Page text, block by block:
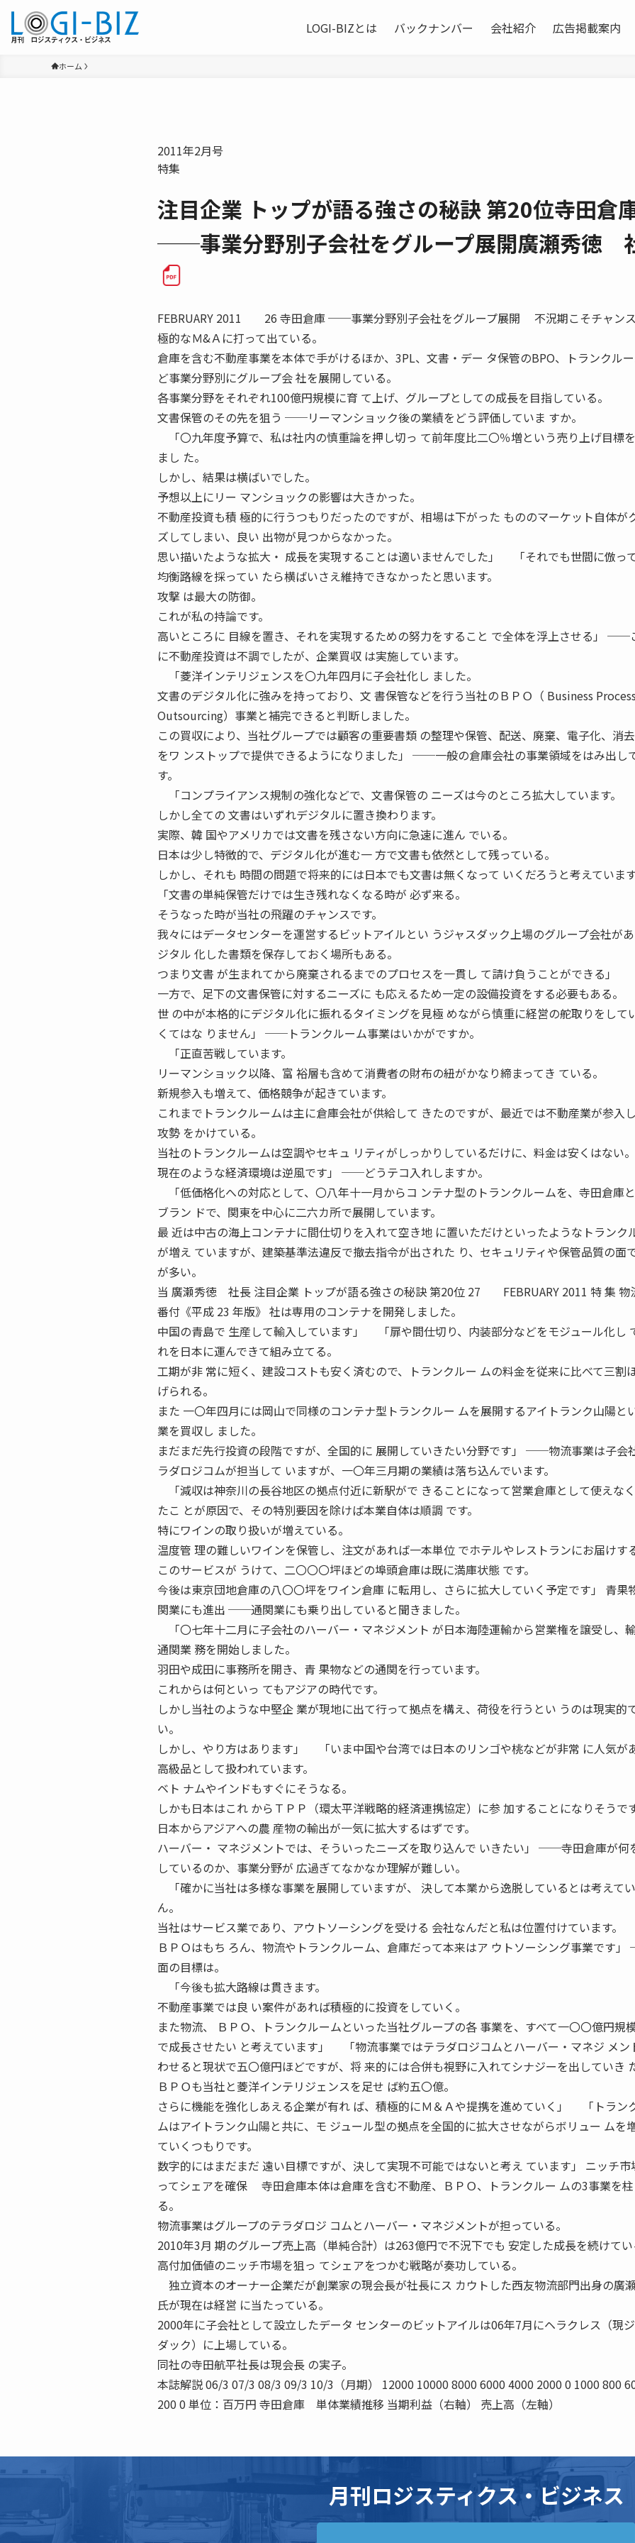
LOGI-BIZとは バックナンバー 会社紹介 広告掲載案内
ホーム
2011年2月号
特集
注目企業 トップが語る強さの秘訣 第20位寺田倉
──事業分野別子会社をグループ展開廣瀬秀徳
FEBRUARY 2011 26 寺田倉庫 ──事業分野別子会社をグループ展開 不況期こそチャン
極的なＭ&Ａに打って出ている。
倉庫を含む不動産事業を本体で手がけるほか、3PL、文書・デー タ保管のBPO、トランクル
ど事業分野別にグループ会 社を展開している。
各事業分野をそれぞれ100億円規模に育 て上げ、グループとしての成長を目指している。
文書保管のその先を狙う ──リーマンショック後の業績をどう評価していま すか。
「〇九年度予算で、私は社内の慎重論を押し切っ て前年度比二〇％増という売り上げ目標
まし た。
しかし、結果は横ばいでした。
予想以上にリー マンショックの影響は大きかった。
不動産投資も積 極的に行うつもりだったのですが、相場は下がった もののマーケット自体が
ズしてしまい、良い 出物が見つからなかった。
思い描いたような拡大・ 成長を実現することは適いませんでした」 「それでも世間に倣っ
均衡路線を採ってい たら横ばいさえ維持できなかったと思います。
攻撃 は最大の防御。
これが私の持論です。
高いところに 目線を置き、それを実現するための努力をすること で全体を浮上させる」 ──
に不動産投資は不調でしたが、企業買収 は実施しています。
「菱洋インテリジェンスを〇九年四月に子会社化し ました。
文書のデジタル化に強みを持っており、文 書保管などを行う当社のＢＰＯ（ Business Process
Outsourcing）事業と補完できると判断しました。
この買収により、当社グループでは顧客の重要書類 の整理や保管、配送、廃棄、電子化、消
をワ ンストップで提供できるようになりました」 ──一般の倉庫会社の事業領域をはみ出し
す。
「コンプライアンス規制の強化などで、文書保管の ニーズは今のところ拡大しています。
しかし全ての 文書はいずれデジタルに置き換わります。
実際、韓 国やアメリカでは文書を残さない方向に急速に進ん でいる。
日本は少し特徴的で、デジタル化が進む一 方で文書も依然として残っている。
しかし、それも 時間の問題で将来的には日本でも文書は無くなって いくだろうと考えていま
「文書の単純保管だけでは生き残れなくなる時が 必ず来る。
そうなった時が当社の飛躍のチャンスです。
我々にはデータセンターを運営するビットアイルとい うジャスダック上場のグループ会社が
ジタル 化した書類を保存しておく場所もある。
つまり文書 が生まれてから廃棄されるまでのプロセスを一貫し て請け負うことができる」
一方で、足下の文書保管に対するニーズに も応えるため一定の設備投資をする必要もある。
世 の中が本格的にデジタル化に振れるタイミングを見極 めながら慎重に経営の舵取りをして
くてはな りません」 ──トランクルーム事業はいかがですか。
「正直苦戦しています。
リーマンショック以降、富 裕層も含めて消費者の財布の紐がかなり締まってき ている。
新規参入も増えて、価格競争が起きています。
これまでトランクルームは主に倉庫会社が供給して きたのですが、最近では不動産業が参入
攻勢 をかけている。
当社のトランクルームは空調やセキュ リティがしっかりしているだけに、料金は安くはない。
現在のような経済環境は逆風です」 ──どうテコ入れしますか。
「低価格化への対応として、〇八年十一月からコ ンテナ型のトランクルームを、寺田倉庫
ブラン ドで、関東を中心に二六カ所で展開しています。
最 近は中古の海上コンテナに間仕切りを入れて空き地 に置いただけといったようなトランク
が増え ていますが、建築基準法違反で撤去指令が出された り、セキュリティや保管品質の面
が多い。
当 廣瀬秀徳 社長 注目企業 トップが語る強さの秘訣 第20位 27 FEBRUARY 2011 特 集 物
番付《平成 23 年版》 社は専用のコンテナを開発しました。
中国の青島で 生産して輸入しています」 「扉や間仕切り、内装部分などをモジュール化し
れを日本に運んできて組み立てる。
工期が非 常に短く、建設コストも安く済むので、トランクルー ムの料金を従来に比べて三割
げられる。
また 一〇年四月には岡山で同様のコンテナ型トランクルー ムを展開するアイトランク山陽と
業を買収し ました。
まだまだ先行投資の段階ですが、全国的に 展開していきたい分野です」 ──物流事業は子会
ラダロジコムが担当して いますが、一〇年三月期の業績は落ち込んでいます。
「減収は神奈川の長谷地区の拠点付近に新駅がで きることになって営業倉庫として使えな
たこ とが原因で、その特別要因を除けば本業自体は順調 です。
特にワインの取り扱いが増えている。
温度管 理の難しいワインを保管し、注文があれば一本単位 でホテルやレストランにお届けす
このサービスが うけて、二〇〇〇坪ほどの埠頭倉庫は既に満庫状態 です。
今後は東京団地倉庫の八〇〇坪をワイン倉庫 に転用し、さらに拡大していく予定です」 青果
関業にも進出 ──通関業にも乗り出していると聞きました。
「〇七年十二月に子会社のハーバー・マネジメント が日本海陸運輸から営業権を譲受し、
通関業 務を開始しました。
羽田や成田に事務所を開き、青 果物などの通関を行っています。
これからは何といっ てもアジアの時代です。
しかし当社のような中堅企 業が現地に出て行って拠点を構え、荷役を行うとい うのは現実的
い。
しかし、やり方はあります」 「いま中国や台湾では日本のリンゴや桃などが非常 に人気があ
高級品として扱われています。
ベト ナムやインドもすぐにそうなる。
しかも日本はこれ からＴＰＰ（環太平洋戦略的経済連携協定）に参 加することになりそうです
日本からアジアへの農 産物の輸出が一気に拡大するはずです。
ハーバー・ マネジメントでは、そういったニーズを取り込んで いきたい」 ──寺田倉庫が何
しているのか、事業分野が 広過ぎてなかなか理解が難しい。
「確かに当社は多様な事業を展開していますが、 決して本業から逸脱しているとは考えて
ん。
当社はサービス業であり、アウトソーシングを受ける 会社なんだと私は位置付けています。
ＢＰＯはもち ろん、物流やトランクルーム、倉庫だって本来はア ウトソーシング事業です
面の目標は。
「今後も拡大路線は貫きます。
不動産事業では良 い案件があれば積極的に投資をしていく。
また物流、 ＢＰＯ、トランクルームといった当社グループの各 事業を、すべて一〇〇億円規
で成長させたい と考えています」 「物流事業ではテラダロジコムとハーバー・マネジ メン
わせると現状で五〇億円ほどですが、将 来的には合併も視野に入れてシナジーを出していき
ＢＰＯも当社と菱洋インテリジェンスを足せ ば約五〇億。
さらに機能を強化しあえる企業が有れ ば、積極的にＭ＆Ａや提携を進めていく」 「トラン
ムはアイトランク山陽と共に、モ ジュール型の拠点を全国的に拡大させながらボリュー ムを
ていくつもりです。
数字的にはまだまだ 遠い目標ですが、決して実現不可能ではないと考え ています」 ニッチ市
ってシェアを確保 寺田倉庫本体は倉庫を含む不動産、ＢＰＯ、トランクルー ムの3事業を
る。
物流事業はグループのテラダロジ コムとハーバー・マネジメントが担っている。
2010年3月 期のグループ売上高（単純合計）は263億円で不況下でも 安定した成長を続けてい
高付加価値のニッチ市場を狙っ てシェアをつかむ戦略が奏功している。
独立資本のオーナー企業だが創業家の現会長が社長にス カウトした西友物流部門出身の廣
氏が現在は経営 に当たっている。
2000年に子会社として設立したデータ センターのビットアイルは06年7月にヘラクレス（現
ダック）に上場している。
同社の寺田航平社長は現会長 の実子。
本誌解説 06/3 07/3 08/3 09/3 10/3（月期） 12000 10000 8000 6000 4000 2000 0 1000 800
200 0 単位：百万円 寺田倉庫 単体業績推移 当期利益（右軸） 売上高（左軸）
月刊ロジスティクス・ビジネス